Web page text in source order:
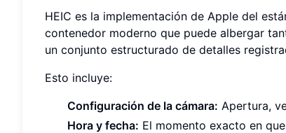
HEIC es la implementación de Apple del
contenedor moderno que puede albergar
un conjunto estructurado de detalles
Esto incluye:
Configuración de la cámara: Apertura,
Hora y fecha: El momento exacto en